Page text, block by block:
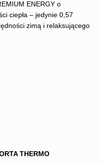
ENERGY o
ciepła – jedynie 0,57
zimą i relaksującego
THERMO